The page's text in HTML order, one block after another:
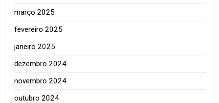
março 2025
fevereiro 2025
janeiro 2025
dezembro 2024
novembro 2024
outubro 2024